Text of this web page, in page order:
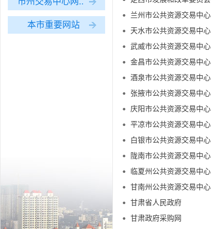
本市重要网站
兰州市公共资源交易中心
天水市公共资源交易中心
武威市公共资源交易中心
金昌市公共资源交易中心
酒泉市公共资源交易中心
张掖市公共资源交易中心
庆阳市公共资源交易中心
平凉市公共资源交易中心
白银市公共资源交易中心
陇南市公共资源交易中心
临夏州公共资源交易中心
甘南州公共资源交易中心
甘肃省人民政府
甘肃政府采购网